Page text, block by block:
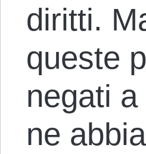
diritti.
queste
negati
ne